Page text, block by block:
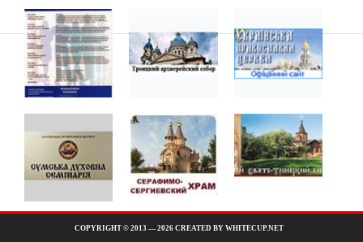
COPYRIGHT © 2013 — 2026 CREATED BY WHITECUP.NET